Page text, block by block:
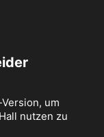
um
nutzen zu